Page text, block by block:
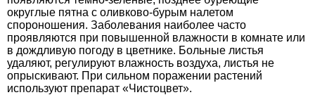
округлые пятна с оливково-бурым налетом
спороношения. Заболевания наиболее часто
проявляются при повышенной влажности в комнате или
в дождливую погоду в цветнике. Больные листья
удаляют, регулируют влажность воздуха, листья не
опрыскивают. При сильном поражении растений
используют препарат «Чистоцвет».